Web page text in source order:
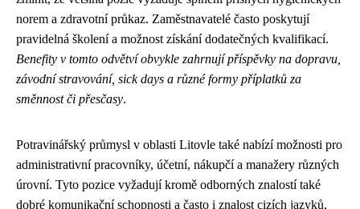
norem a zdravotní průkaz. Zaměstnavatelé často poskytují
pravidelná školení a možnost získání dodatečných kvalifikací.
Benefity v tomto odvětví obvykle zahrnují příspěvky na dopravu,
závodní stravování, sick days a různé formy příplatků za
směnnost či přesčasy.
Potravinářský průmysl v oblasti Litovle také nabízí možnosti pro
administrativní pracovníky, účetní, nákupčí a manažery různých
úrovní. Tyto pozice vyžadují kromě odborných znalostí také
dobré komunikační schopnosti a často i znalost cizích jazyků,